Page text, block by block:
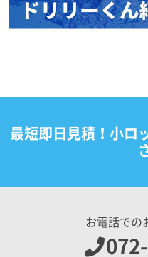
最短即日見積！小ロ
お電話での